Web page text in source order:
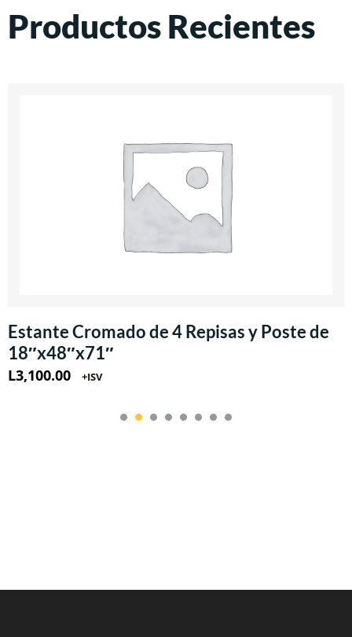
Productos Recientes
Estante Cromado de 4 Repisas y Poste de
18″x48″x71″
L3,100.00 +ISV